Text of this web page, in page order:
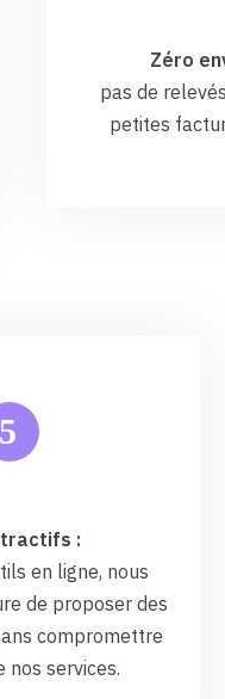
Zéro
pas de
petites
5
:
en ligne, nous
de proposer des
compromettre
nos services.